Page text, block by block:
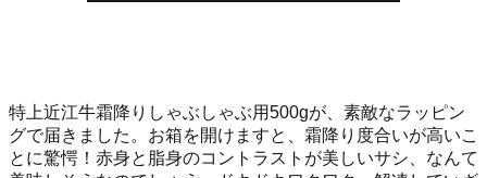
特上近江牛霜降りしゃぶしゃぶ用500gが、素敵なラッピン
グで届きました。お箱を開けますと、霜降り度合いが高いこ
とに驚愕！赤身と脂身のコントラストが美しいサシ、なんて